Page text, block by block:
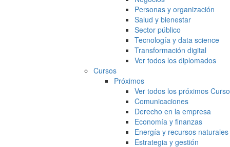
Personas y organización
Salud y bienestar
Sector público
Tecnología y data science
Transformación digital
Ver todos los diplomados
Cursos
Próximos
Ver todos los próximos
Comunicaciones
Derecho en la empresa
Economía y finanzas
Energía y recursos naturales
Estrategia y gestión